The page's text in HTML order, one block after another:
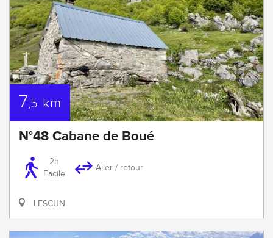
7,5 km
N°48 Cabane de Boué
2h
Facile
Aller / retour
LESCUN